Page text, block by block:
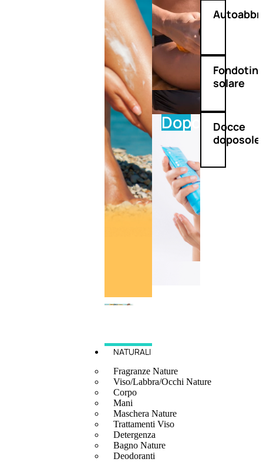
Doposole
solare
Docce
doposole
NATURALI
Fragranze Nature
Viso/Labbra/Occhi Nature
Corpo
Mani
Maschera Nature
Trattamenti Viso
Detergenza
Bagno Nature
Deodoranti